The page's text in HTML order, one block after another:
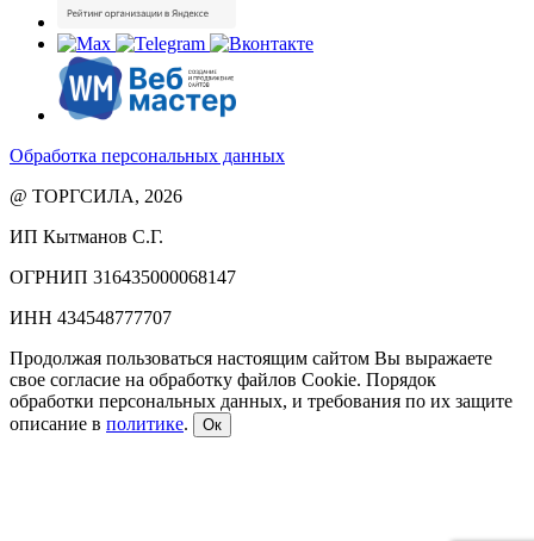
Обработка персональных данных
@ ТОРГСИЛА, 2026
ИП Кытманов С.Г.
ОГРНИП 316435000068147
ИНН 434548777707
Продолжая пользоваться настоящим сайтом Вы выражаете
свое согласие на обработку файлов Cookie. Порядок
обработки персональных данных, и требования по их защите
описание в политике. Ок